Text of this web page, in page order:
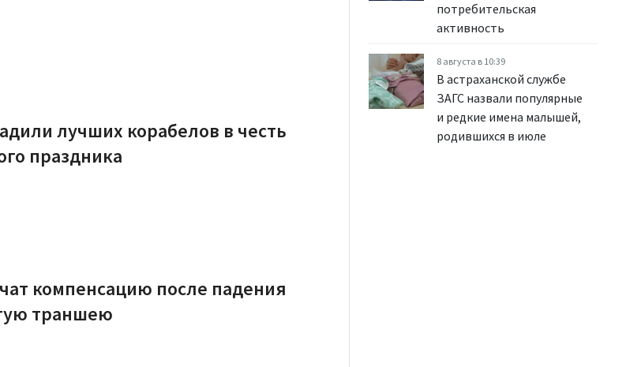
лучших корабелов в честь
праздника
компенсацию после падения
траншею
потребительская
активность
8 августа в 10:39
В астраханской службе
ЗАГС назвали популярные
и редкие имена малышей,
родившихся в июле